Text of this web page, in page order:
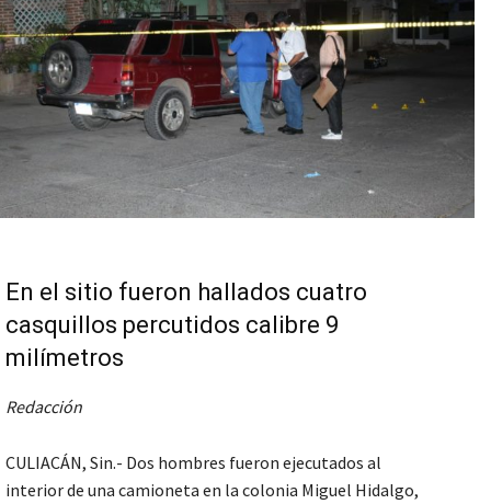
En el sitio fueron hallados cuatro
casquillos percutidos calibre 9
milímetros
Redacción
CULIACÁN, Sin.- Dos hombres fueron ejecutados al
interior de una camioneta en la colonia Miguel Hidalgo,